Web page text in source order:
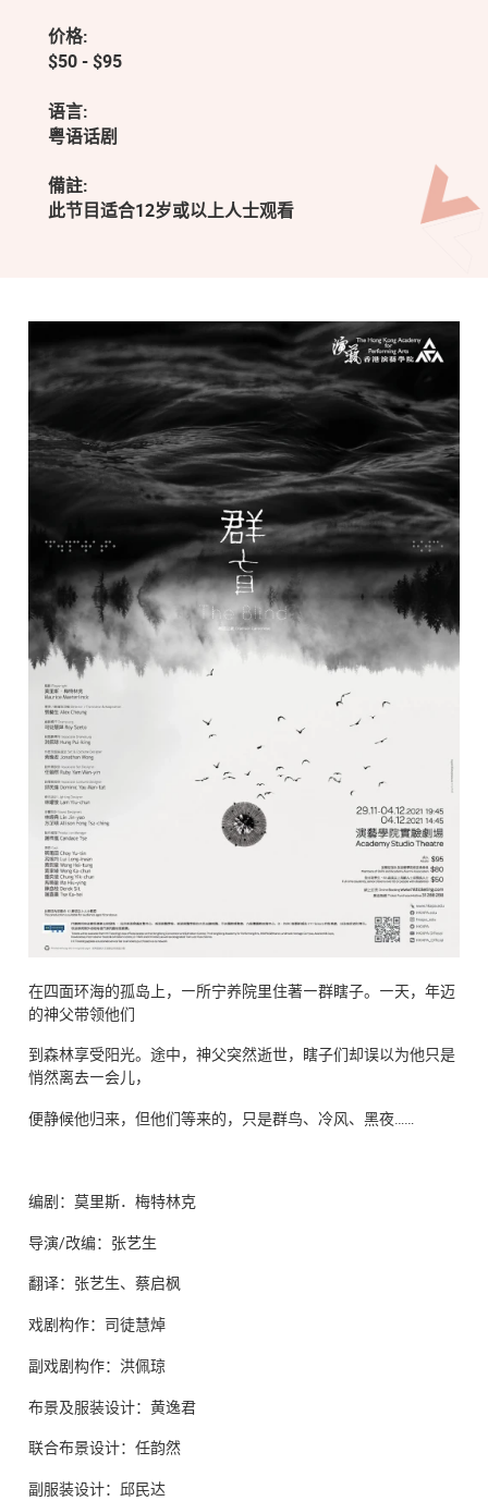
价格:
$50 - $95
语言:
粤语话剧
備註:
此节目适合12岁或以上人士观看
在四面环海的孤岛上，㇐所宁养院里住著㇐群瞎子。㇐天，年迈
的神父带领他们
到森林享受阳光。途中，神父突然逝世，瞎子们却误以为他只是
悄然离去㇐会儿，
便静候他归来，但他们等来的，只是群鸟、冷风、黑夜……
编剧：莫里斯．梅特林克
导演/改编：张艺生
翻译：张艺生、蔡启枫
戏剧构作：司徒慧焯
副戏剧构作：洪佩琼
布景及服装设计：黄逸君
联合布景设计：任韵然
副服装设计：邱民达